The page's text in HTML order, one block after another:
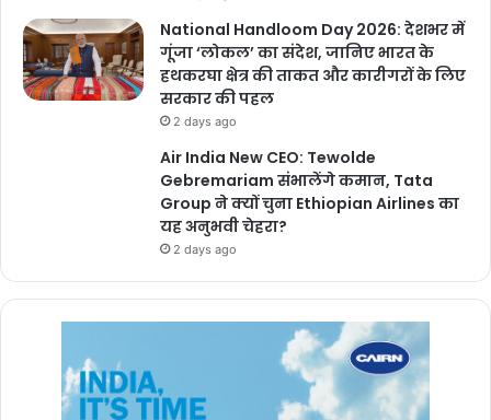
National Handloom Day 2026: देशभर में
गूंजा ‘लोकल’ का संदेश, जानिए भारत के
हथकरघा क्षेत्र की ताकत और कारीगरों के लिए
सरकार की पहल
2 days ago
Air India New CEO: Tewolde
Gebremariam संभालेंगे कमान, Tata
Group ने क्यों चुना Ethiopian Airlines का
यह अनुभवी चेहरा?
2 days ago